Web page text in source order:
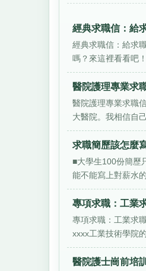
經典求職信：給
經典求職信：給求
嗎？來這裡看看吧
醫院護理專業求
醫院護理專業求職
大醫院。我相信自
求職簡歷該怎麼
■大學生100份簡歷
能不能寫上對薪水
專項求職：工業
專項求職：工業求
xxxx工業技術學院
醫院護士崗前培